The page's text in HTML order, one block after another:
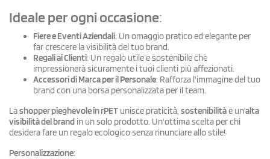
Ideale per ogni occasione:
Fiere e Eventi Aziendali: Un omaggio pratico ed elegante per
far crescere la visibilità del tuo brand.
Regali ai Clienti: Un regalo utile e sostenibile che
impressionerà sicuramente i tuoi clienti più affezionati.
Accessori di Marca per il Personale: Rafforza l'immagine del tuo
brand con una borsa personalizzata per il team.
Lashopper pieghevole in rPET unisce praticità, sostenibilitàe un’alta
visibilità del brand in un solo prodotto. Un'ottima scelta per chi
desidera fare un regalo ecologico senza rinunciare allo stile!
Personalizzazione: